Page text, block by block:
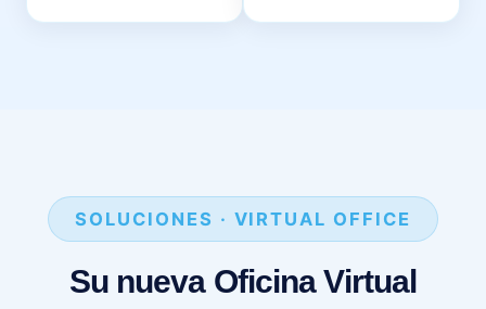
SOLUCIONES · VIRTUAL OFFICE
Su nueva Oficina Virtual